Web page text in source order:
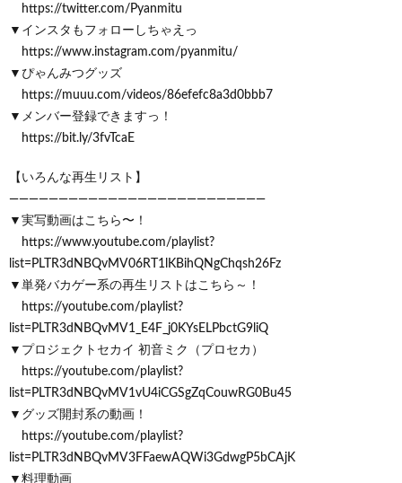
https://twitter.com/Pyanmitu
▼インスタもフォローしちゃえっ
https://www.instagram.com/pyanmitu/
▼ぴゃんみつグッズ
https://muuu.com/videos/86efefc8a3d0bbb7
▼メンバー登録できますっ！
https://bit.ly/3fvTcaE
【いろんな再生リスト】
——————————————————————————
▼実写動画はこちら〜！
https://www.youtube.com/playlist?
list=PLTR3dNBQvMV06RT1lKBihQNgChqsh26Fz
▼単発バカゲー系の再生リストはこちら～！
https://youtube.com/playlist?
list=PLTR3dNBQvMV1_E4F_j0KYsELPbctG9liQ
▼プロジェクトセカイ 初音ミク（プロセカ）
https://youtube.com/playlist?
list=PLTR3dNBQvMV1vU4iCGSgZqCouwRG0Bu45
▼グッズ開封系の動画！
https://youtube.com/playlist?
list=PLTR3dNBQvMV3FFaewAQWi3GdwgP5bCAjK
▼料理動画